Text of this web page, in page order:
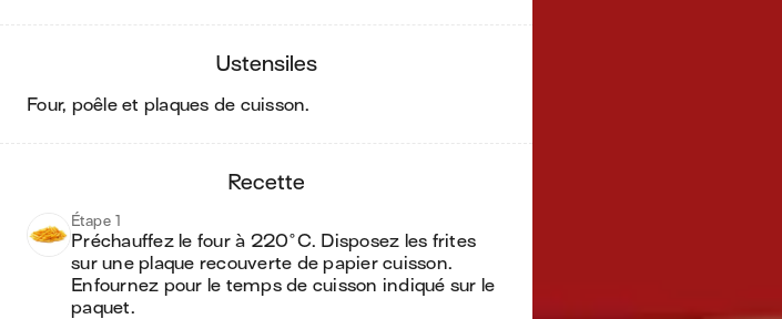
ustensiles
four, poêle et plaques de cuisson.
recette
Étape 1
Préchauffez le four à 220°C. Disposez les frites
sur une plaque recouverte de papier cuisson.
Enfournez pour le temps de cuisson indiqué sur le
paquet.